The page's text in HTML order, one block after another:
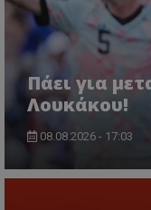
Πάει για
Λουκάκου!
08.08.2026 - 17:03